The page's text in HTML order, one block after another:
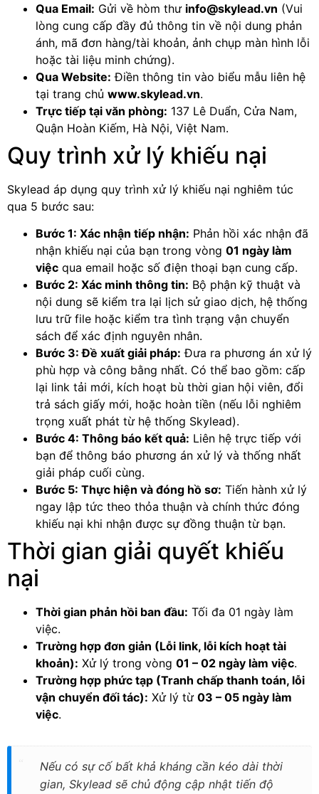
Qua Email: Gửi về hòm thư info@skylead.vn (Vui
lòng cung cấp đầy đủ thông tin về nội dung phản
ánh, mã đơn hàng/tài khoản, ảnh chụp màn hình lỗi
hoặc tài liệu minh chứng).
Qua Website: Điền thông tin vào biểu mẫu liên hệ
tại trang chủ www.skylead.vn.
Trực tiếp tại văn phòng: 137 Lê Duẩn, Cửa Nam,
Quận Hoàn Kiếm, Hà Nội, Việt Nam.
Quy trình xử lý khiếu nại
Skylead áp dụng quy trình xử lý khiếu nại nghiêm túc
qua 5 bước sau:
Bước 1: Xác nhận tiếp nhận: Phản hồi xác nhận đã
nhận khiếu nại của bạn trong vòng 01 ngày làm
việc qua email hoặc số điện thoại bạn cung cấp.
Bước 2: Xác minh thông tin: Bộ phận kỹ thuật và
nội dung sẽ kiểm tra lại lịch sử giao dịch, hệ thống
lưu trữ file hoặc kiểm tra tình trạng vận chuyển
sách để xác định nguyên nhân.
Bước 3: Đề xuất giải pháp: Đưa ra phương án xử lý
phù hợp và công bằng nhất. Có thể bao gồm: cấp
lại link tải mới, kích hoạt bù thời gian hội viên, đổi
trả sách giấy mới, hoặc hoàn tiền (nếu lỗi nghiêm
trọng xuất phát từ hệ thống Skylead).
Bước 4: Thông báo kết quả: Liên hệ trực tiếp với
bạn để thông báo phương án xử lý và thống nhất
giải pháp cuối cùng.
Bước 5: Thực hiện và đóng hồ sơ: Tiến hành xử lý
ngay lập tức theo thỏa thuận và chính thức đóng
khiếu nại khi nhận được sự đồng thuận từ bạn.
Thời gian giải quyết khiếu
nại
Thời gian phản hồi ban đầu: Tối đa 01 ngày làm
việc.
Trường hợp đơn giản (Lỗi link, lỗi kích hoạt tài
khoản): Xử lý trong vòng 01 – 02 ngày làm việc.
Trường hợp phức tạp (Tranh chấp thanh toán, lỗi
vận chuyển đối tác): Xử lý từ 03 – 05 ngày làm
việc.
Nếu có sự cố bất khả kháng cần kéo dài thời
gian, Skylead sẽ chủ động cập nhật tiến độ